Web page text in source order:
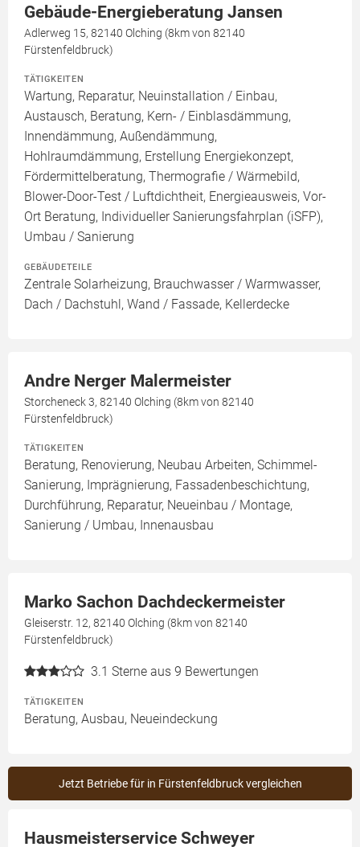
Gebäude-Energieberatung Jansen
Adlerweg 15, 82140 Olching (8km von 82140
Fürstenfeldbruck)
TÄTIGKEITEN
Wartung, Reparatur, Neuinstallation / Einbau,
Austausch, Beratung, Kern- / Einblasdämmung,
Innendämmung, Außendämmung,
Hohlraumdämmung, Erstellung Energiekonzept,
Fördermittelberatung, Thermografie / Wärmebild,
Blower-Door-Test / Luftdichtheit, Energieausweis, Vor-
Ort Beratung, Individueller Sanierungsfahrplan (iSFP),
Umbau / Sanierung
GEBÄUDETEILE
Zentrale Solarheizung, Brauchwasser / Warmwasser,
Dach / Dachstuhl, Wand / Fassade, Kellerdecke
Andre Nerger Malermeister
Storcheneck 3, 82140 Olching (8km von 82140
Fürstenfeldbruck)
TÄTIGKEITEN
Beratung, Renovierung, Neubau Arbeiten, Schimmel-
Sanierung, Imprägnierung, Fassadenbeschichtung,
Durchführung, Reparatur, Neueinbau / Montage,
Sanierung / Umbau, Innenausbau
Marko Sachon Dachdeckermeister
Gleiserstr. 12, 82140 Olching (8km von 82140
Fürstenfeldbruck)
3.1 Sterne aus 9 Bewertungen
TÄTIGKEITEN
Beratung, Ausbau, Neueindeckung
Jetzt Betriebe für in Fürstenfeldbruck vergleichen
Hausmeisterservice Schweyer